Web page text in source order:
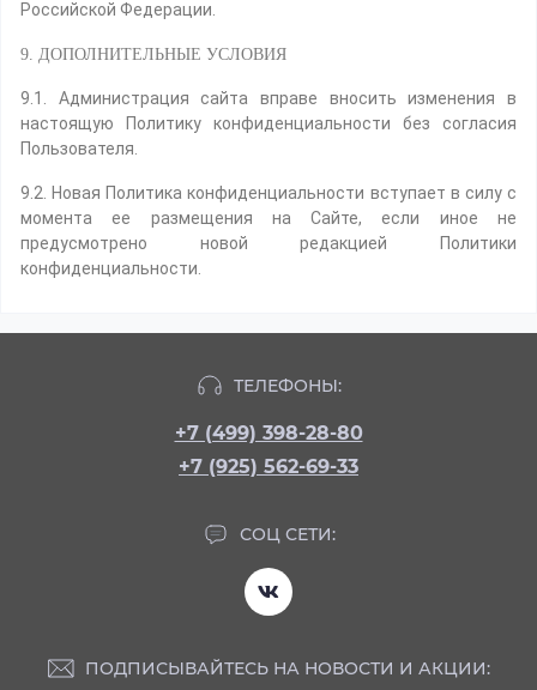
Российской Федерации.
9. ДОПОЛНИТЕЛЬНЫЕ УСЛОВИЯ
9.1. Администрация сайта вправе вносить изменения в
настоящую Политику конфиденциальности без согласия
Пользователя.
9.2. Новая Политика конфиденциальности вступает в силу с
момента ее размещения на Сайте, если иное не
предусмотрено новой редакцией Политики
конфиденциальности.
ТЕЛЕФОНЫ:
+7 (499) 398-28-80
+7 (925) 562-69-33
СОЦ СЕТИ:
ПОДПИСЫВАЙТЕСЬ НА НОВОСТИ И АКЦИИ: